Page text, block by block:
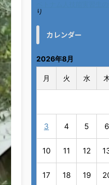
り
カレンダー
2026年8月
月 火 水
3 4 5 6
10 11 12
17 18 19